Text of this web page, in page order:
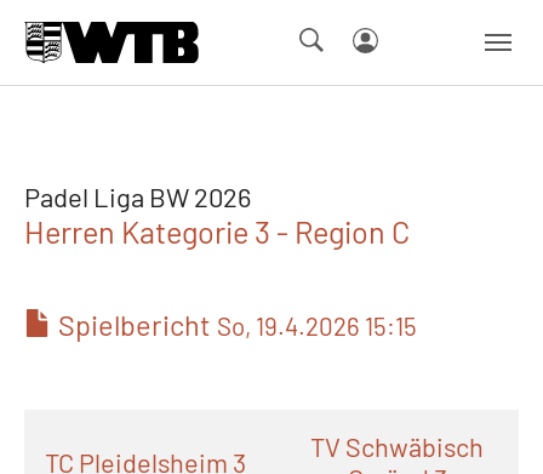
Padel Liga BW 2026
Herren Kategorie 3 - Region C
Spielbericht So, 19.4.2026 15:15
TC Pleidelsheim 3
TV Schwäbisch